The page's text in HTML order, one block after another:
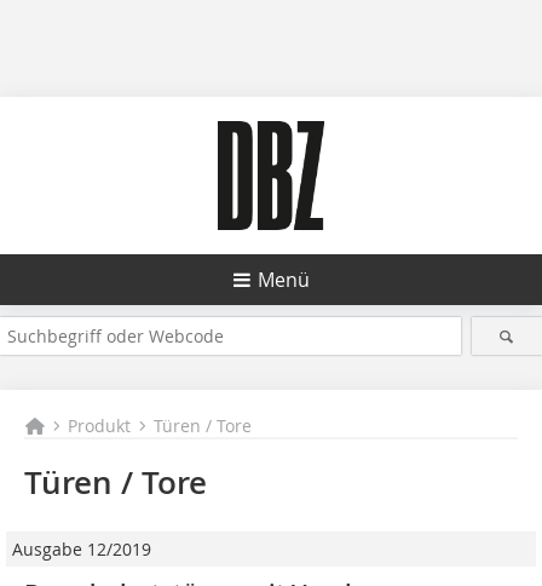
Menü
Produkt Türen / Tore
Türen / Tore
Ausgabe 12/2019